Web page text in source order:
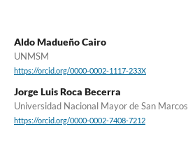
Aldo Madueño Cairo
UNMSM
https://orcid.org/0000-0002-1117-233X
Jorge Luis Roca Becerra
Universidad Nacional Mayor de San Marcos
https://orcid.org/0000-0002-7408-7212